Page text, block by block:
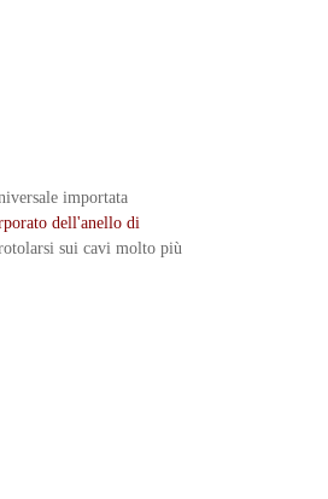
importata
dell'anello di
sui cavi molto più